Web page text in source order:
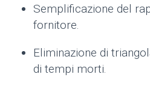
Semplificazione del
fornitore.
Eliminazione di
di tempi morti.